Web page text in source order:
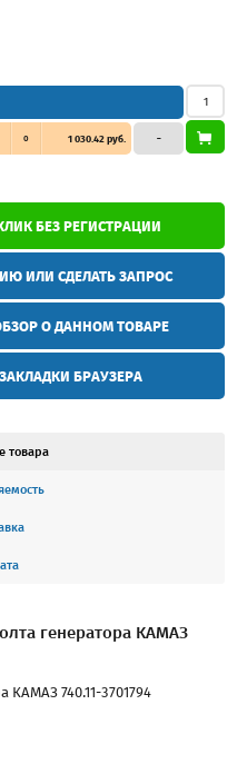
0 1 030.42 руб. –
БЕЗ РЕГИСТРАЦИИ
ИЛИ СДЕЛАТЬ ЗАПРОС
О ДАННОМ ТОВАРЕ
БРАУЗЕРА
товара
генератора КАМАЗ
740.11-3701794